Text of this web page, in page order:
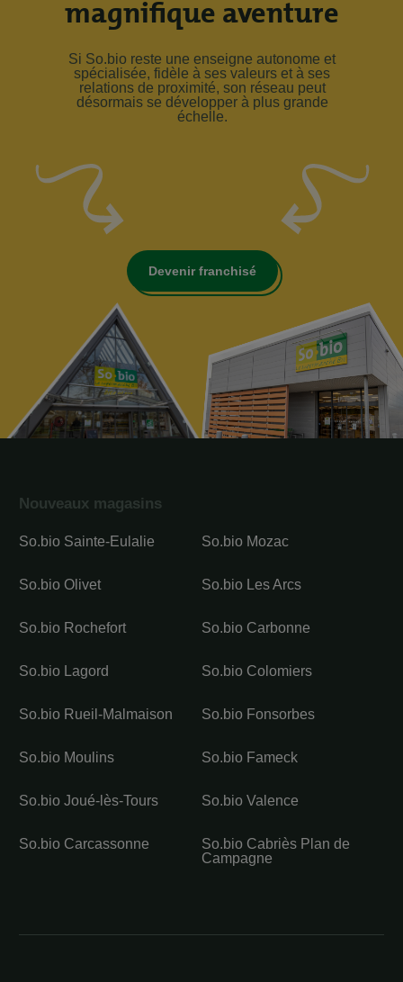
magnifique aventure
Si So.bio reste une enseigne autonome et
spécialisée, fidèle à ses valeurs et à ses
relations de proximité, son réseau peut
désormais se développer à plus grande
échelle.
Devenir franchisé
Nouveaux magasins
So.bio Sainte-Eulalie So.bio Mozac
So.bio Olivet So.bio Les Arcs
So.bio Rochefort So.bio Carbonne
So.bio Lagord So.bio Colomiers
So.bio Rueil-Malmaison So.bio Fonsorbes
So.bio Moulins So.bio Fameck
So.bio Joué-lès-Tours So.bio Valence
So.bio Carcassonne
So.bio Cabriès Plan de
Campagne